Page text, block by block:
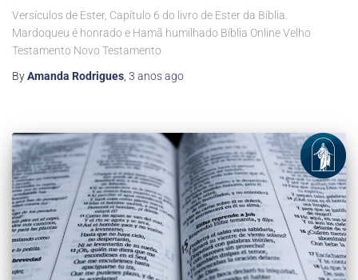
Versículos de Ester, Capítulo 6 do livro de Ester da Bíblia.
Mardoqueu é honrado e Hamã humilhado Bíblia Online Velho
Testamento Novo Testamento
ByAmanda Rodrigues, 3 anosago